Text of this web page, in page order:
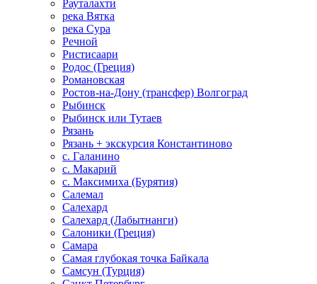
Рауталахти
река Вятка
река Сура
Речной
Ристисаари
Родос (Греция)
Романовская
Ростов-на-Дону (трансфер) Волгоград
Рыбинск
Рыбинск или Тутаев
Рязань
Рязань + экскурсия Константиново
с. Галанино
с. Макарий
с. Максимиха (Бурятия)
Салемал
Салехард
Салехард (Лабытнанги)
Салоники (Греция)
Самара
Самая глубокая точка Байкала
Самсун (Турция)